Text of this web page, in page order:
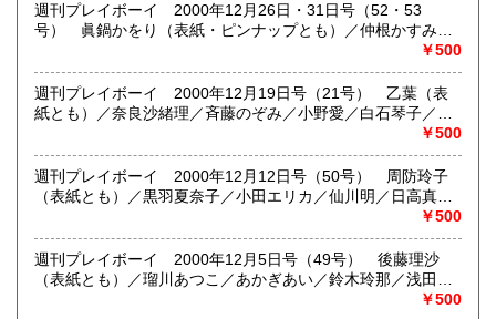
週刊プレイボーイ 2000年12月26日・31日号（52・53
号） 眞鍋かをり（表紙・ピンナップとも）／仲根かすみ
（ピンナップ）／大沢舞子／苺みるく／揚原京子／加藤あい
／ミレニアムＡＶ女優は誰だ 深田美穂ほか／立木義浩 に
っぽんキキカイカイ・終 銭湯で中島盛男の描く富士山の前
のヌードモデル嬢／ほか （記事 爆笑問題の「ゆく世紀・く
る世紀」／アントニオ猪木 インタビュー／ロバート・Ｋ・
ュー／松本人志の人生相談 「プレイぼーず」・31／宇野薫
×佐藤ルミナ 決戦直前インタビュー／宮本浩次（エレファン
トカシマシ） 明日に向かって歩け・25／ほか）
￥500
週刊プレイボーイ 2000年12月19日号（21号） 乙葉（表
紙とも）／奈良沙緒理／斉藤のぞみ／小野愛／白石琴子／岡
田りな／最新ＡＶ情報（ひろせまなつ 後藤まみ 林エリカ）／
立木義浩 にっぽんキキカイカイ トレカ 美咲あや ユニ
フォームカード／ほか （記事 キムタク結婚宣言記念特集
「元ヤン娘こそ、お嫁さんに最高」説を追え／田中康夫×島田
雅彦 世紀末対談／マイク・ベルナルド 豪腕インタビュー
２）＆トム・モレロ（レイジ・アゲインスト・ザ・マシー
ン） Ｗインタビュー／宮本浩次（エレファントカシマ
シ） 明日に向かって歩け・24／ほか）
￥500
週刊プレイボーイ 2000年12月12日号（50号） 周防玲子
（表紙とも）／黒羽夏奈子／小田エリカ／仙川明／日高真弓
／藤見利央／滝沢ゆう／最新ＡＶ情報（宮澤ゆうな 高見涼 浅
見伽揶 北条香理）／立木義浩 にっぽんキキカイカイ チア
リーダーをデリバリー チーム・スパーク／ほか （記事 権
藤博 インタビュー／布袋寅泰 「fetish」リリース＆「新・
仁義なき戦い」出演 インタビュー／松本人志の人生相談
￥500
週刊プレイボーイ 2000年12月5日号（49号） 後藤理沙
（表紙とも）／瑠川あつこ／あかぎあい／鈴木玲那／浅田り
ょう／神戸みゆき／佐々木絵美子／小泉キラリ／高嶋陽子／
￥500